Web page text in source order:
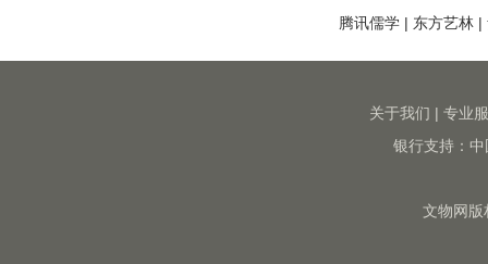
腾讯儒学 | 东方艺林 |
关于我们 | 专业
银行支持：
文物网